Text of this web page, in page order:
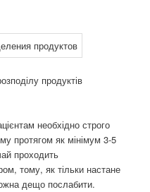
продуктів
необхідно строго
протягом як мінімум 3-5
проходить
тому, як тільки настане
дещо послабити.